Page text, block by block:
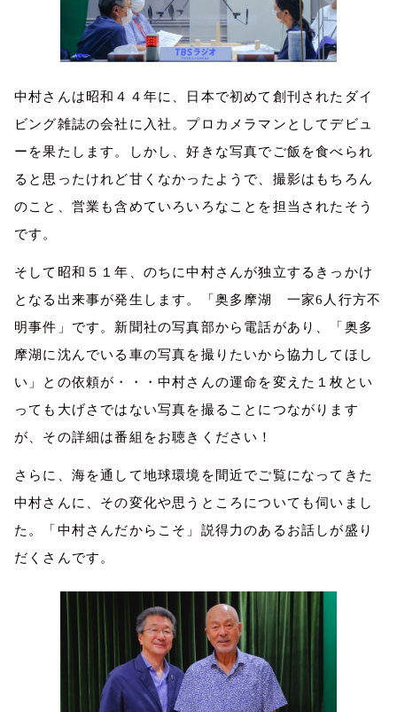
中村さんは昭和４４年に、日本で初めて創刊されたダイ
ビング雑誌の会社に入社。プロカメラマンとしてデビュ
ーを果たします。しかし、好きな写真でご飯を食べられ
ると思ったけれど甘くなかったようで、撮影はもちろん
のこと、営業も含めていろいろなことを担当されたそう
です。
そして昭和５１年、のちに中村さんが独立するきっかけ
となる出来事が発生します。「奥多摩湖 一家6 人行方不
明事件」です。新聞社の写真部から電話があり、「奥多
摩湖に沈んでいる車の写真を撮りたいから協力してほし
い」との依頼が・・・中村さんの運命を変えた１枚とい
っても大げさではない写真を撮ることにつながります
が、その詳細は番組をお聴きください！
さらに、海を通して地球環境を間近でご覧になってきた
中村さんに、その変化や思うところについても伺いまし
た。「中村さんだからこそ」説得力のあるお話しが盛り
だくさんです。